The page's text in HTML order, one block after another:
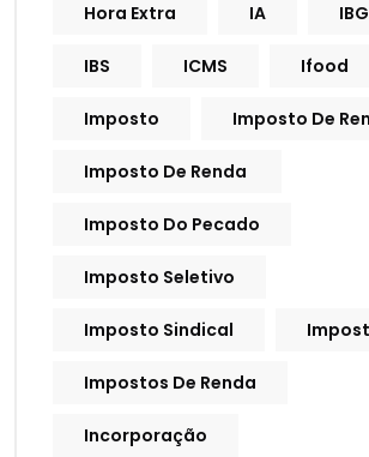
Hora Extra IA
IBS ICMS Ifood
Imposto Imposto De
Imposto De Renda
Imposto Do Pecado
Imposto Seletivo
Imposto Sindical
Impostos De Renda
Incorporação